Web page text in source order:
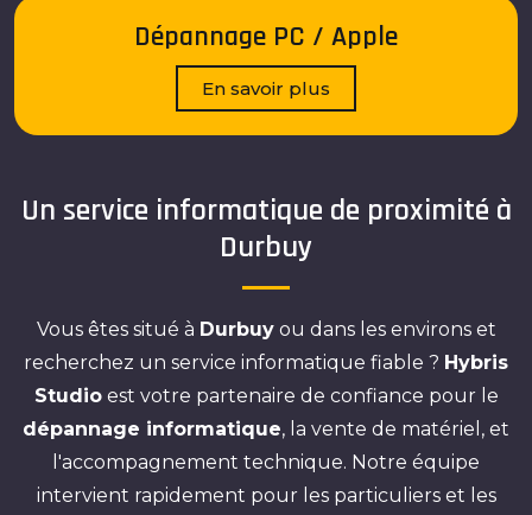
Dépannage PC / Apple
En savoir plus
Un service informatique de proximité à
Durbuy
Vous êtes situé à Durbuyou dans les environs et
recherchez un service informatique fiable ? Hybris
Studioest votre partenaire de confiance pour le
dépannage informatique, la vente de matériel, et
l'accompagnement technique. Notre équipe
intervient rapidement pour les particuliers et les